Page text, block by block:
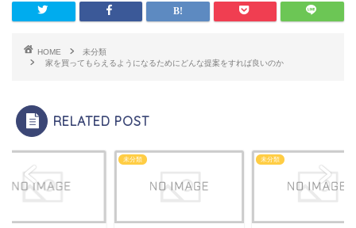
HOME
未分類
家を買ってもらえるようになるためにどんな提案をすれば良いのか
RELATED POST
未分類 未分類